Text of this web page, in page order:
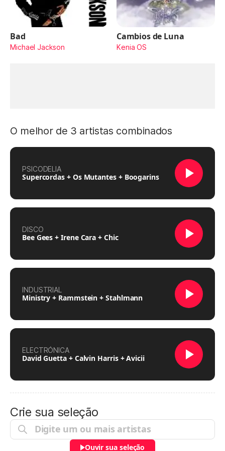
Bad
Michael Jackson
Cambios de Luna
Kenia OS
O melhor de 3 artistas combinados
PSICODELIA
Supercordas + Os Mutantes + Boogarins
DISCO
Bee Gees + Irene Cara + Chic
INDUSTRIAL
Ministry + Rammstein + Stahlmann
ELECTRÓNICA
David Guetta + Calvin Harris + Avicii
Crie sua seleção
Ouvir sua seleção